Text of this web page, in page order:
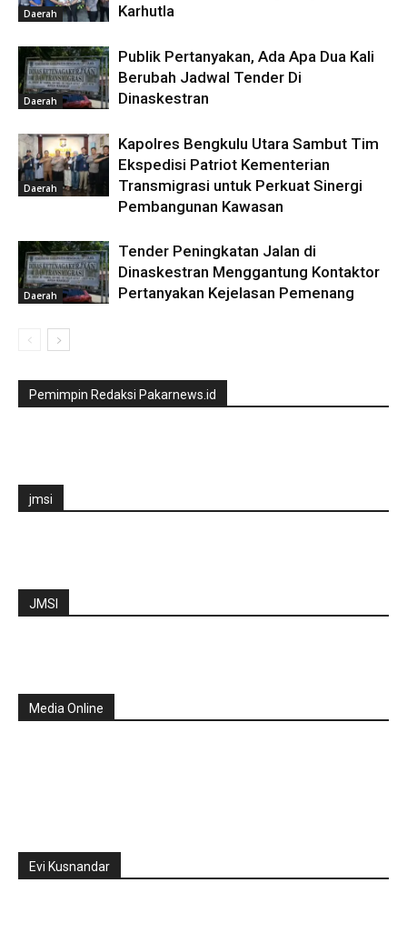
Daerah
Karhutla
Daerah
Publik Pertanyakan, Ada Apa Dua Kali
Berubah Jadwal Tender Di
Dinaskestran
Daerah
Kapolres Bengkulu Utara Sambut Tim
Ekspedisi Patriot Kementerian
Transmigrasi untuk Perkuat Sinergi
Pembangunan Kawasan
Daerah
Tender Peningkatan Jalan di
Dinaskestran Menggantung Kontaktor
Pertanyakan Kejelasan Pemenang
Pemimpin Redaksi Pakarnews.id
jmsi
JMSI
Media Online
Evi Kusnandar